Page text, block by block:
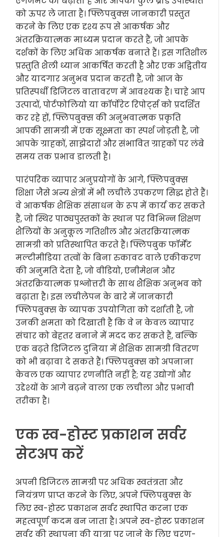
को ऊपर ले जाता है। फ्लिपबुक्स जानकारी प्रस्तुत
करने के लिए एक दृश्य रूप से आकर्षक और
अंतरक्रियात्मक माध्यम प्रदान करते हैं, जो आपके
दर्शकों के लिए अधिक आकर्षक बनाते हैं। इस गतिशील
प्रस्तुति शैली ध्यान आकर्षित करती है और एक अद्वितीय
और यादगार अनुभव प्रदान करती है, जो आज के
प्रतिस्पर्धी डिजिटल वातावरण में आवश्यक है। चाहे आप
उत्पादों, पोर्टफोलियो या कॉर्पोरेट रिपोर्ट्स को प्रदर्शित
कर रहे हों, फ्लिपबुक्स की अनुभवात्मक प्रकृति
आपकी सामग्री में एक सूक्ष्मता का स्पर्श जोड़ती है, जो
आपके ग्राहकों, साझेदारों और संभावित ग्राहकों पर लंबे
समय तक प्रभाव डालती है।
पारंपरिक व्यापार अनुप्रयोगों के आगे, फ्लिपबुक्स
शिक्षा जैसे अन्य क्षेत्रों में भी लचीले उपकरण सिद्ध होते हैं।
वे आकर्षक शैक्षिक संसाधन के रूप में कार्य कर सकते
हैं, जो स्थिर पाठ्यपुस्तकों के स्थान पर विभिन्न शिक्षण
शैलियों के अनुकूल गतिशील और अंतरक्रियात्मक
सामग्री को प्रतिस्थापित करते हैं। फ्लिपबुक फॉर्मेट
मल्टीमीडिया तत्वों के बिना रुकावट वाले एकीकरण
की अनुमति देता है, जो वीडियो, एनीमेशन और
अंतरक्रियात्मक प्रश्नोत्तरी के साथ शैक्षिक अनुभव को
बढ़ाता है। इस लचीलेपन के बारे में जानकारी
फ्लिपबुक्स के व्यापक उपयोगिता को दर्शाती है, जो
उनकी क्षमता को दिखाती है कि वे न केवल व्यापार
संचार को बेहतर बनाने में मदद कर सकते हैं, बल्कि
एक बढ़ते डिजिटल दुनिया में शैक्षिक सामग्री वितरण
को भी बढ़ावा दे सकते हैं। फ्लिपबुक्स को अपनाना
केवल एक व्यापार रणनीति नहीं है; यह उद्योगों और
उद्देश्यों के आगे बढ़ने वाला एक लचीला और प्रभावी
तरीका है।
एक स्व-होस्ट प्रकाशन सर्वर
सेटअप करें
अपनी डिजिटल सामग्री पर अधिक स्वतंत्रता और
नियंत्रण प्राप्त करने के लिए, अपने फ्लिपबुक्स के
लिए स्व-होस्ट प्रकाशन सर्वर स्थापित करना एक
महत्वपूर्ण कदम बन जाता है। अपने स्व-होस्ट प्रकाशन
सर्वर की स्थापना की यात्रा पर जाने के लिए चरण-